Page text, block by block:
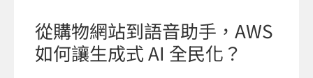
從購物網站到語音助手，AWS
如何讓生成式 AI 全民化？